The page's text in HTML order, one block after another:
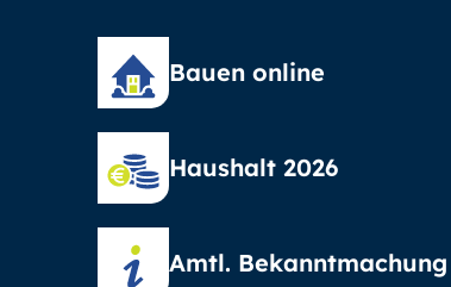
Bauen online
Haushalt 2026
Amtl. Bekanntmachung